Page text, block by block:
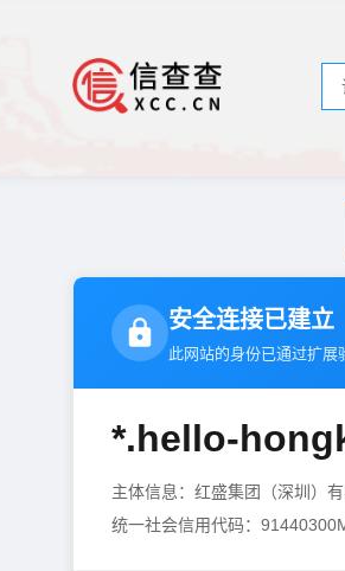
安全连接已建立
此网站的身份已通过扩展
*.hello-
主体信息：红盛集团（深圳）
统一社会信用代码：